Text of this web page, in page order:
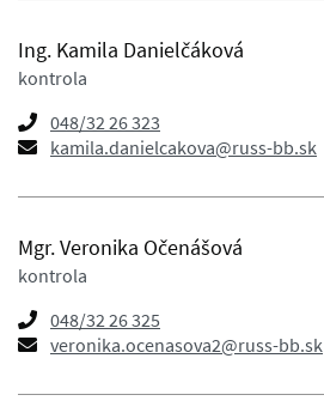
Ing. Kamila Danielčáková
kontrola
048/32 26 323
kamila.danielcakova@russ-bb.sk
Mgr. Veronika Očenášová
kontrola
048/32 26 325
veronika.ocenasova2@russ-bb.sk